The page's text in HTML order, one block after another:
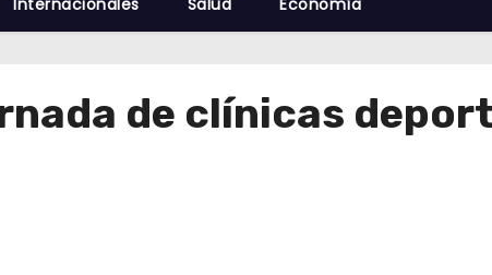
Internacionales Salud Economía
de clínicas